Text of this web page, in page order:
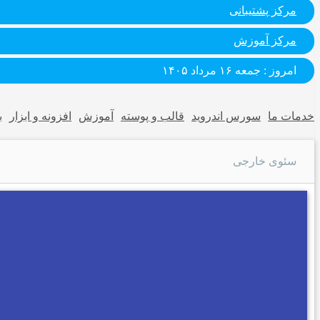
مرکز پشتیبانی
مرکز آموزش
امروز : جمعه ۱۶ مرداد ۱۴۰۵
خدمات ما سورس اندروید قالب و پوسته آموزش افزونه و ابزار
سئوی خارجی